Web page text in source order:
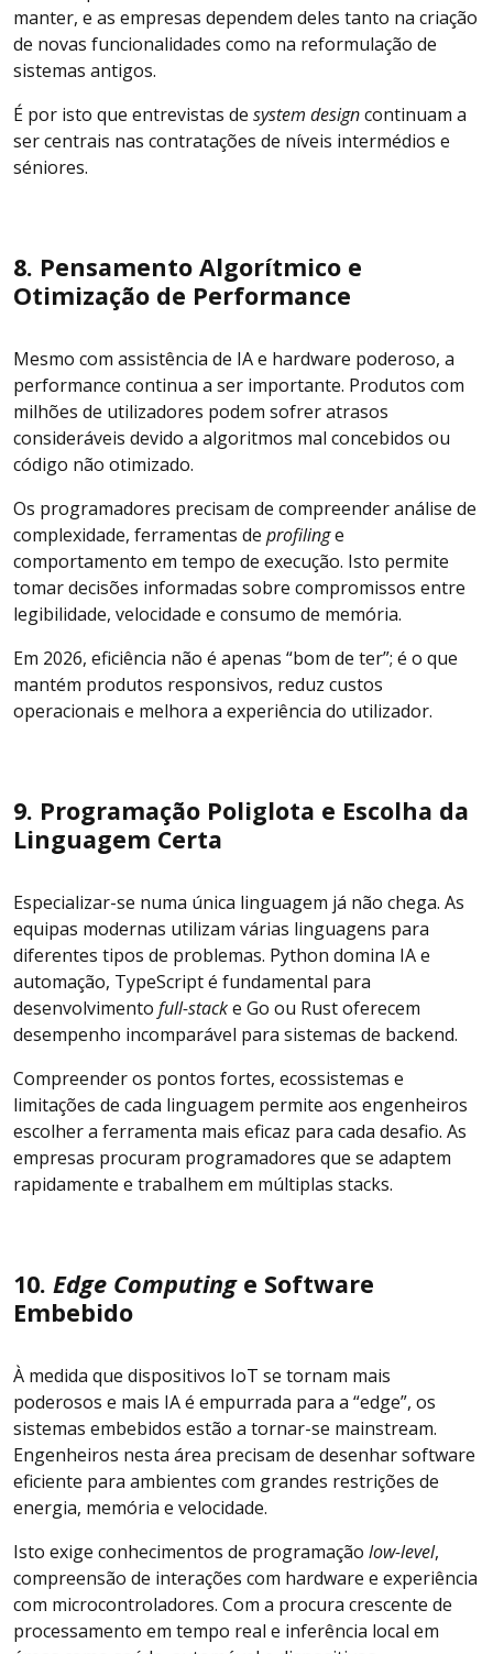
manter, e as empresas dependem deles tanto na criação
de novas funcionalidades como na reformulação de
sistemas antigos.
É por isto que entrevistas de system designcontinuam a
ser centrais nas contratações de níveis intermédios e
séniores.
8. Pensamento Algorítmico e
Otimização de Performance
Mesmo com assistência de IA e hardware poderoso, a
performance continua a ser importante. Produtos com
milhões de utilizadores podem sofrer atrasos
consideráveis devido a algoritmos mal concebidos ou
código não otimizado.
Os programadores precisam de compreender análise de
complexidade, ferramentas de profilinge
comportamento em tempo de execução. Isto permite
tomar decisões informadas sobre compromissos entre
legibilidade, velocidade e consumo de memória.
Em 2026, eficiência não é apenas “bom de ter”; é o que
mantém produtos responsivos, reduz custos
operacionais e melhora a experiência do utilizador.
9. Programação Poliglota e Escolha da
Linguagem Certa
Especializar-se numa única linguagem já não chega. As
equipas modernas utilizam várias linguagens para
diferentes tipos de problemas. Python domina IA e
automação, TypeScript é fundamental para
desenvolvimento full-stacke Go ou Rust oferecem
desempenho incomparável para sistemas de backend.
Compreender os pontos fortes, ecossistemas e
limitações de cada linguagem permite aos engenheiros
escolher a ferramenta mais eficaz para cada desafio. As
empresas procuram programadores que se adaptem
rapidamente e trabalhem em múltiplas stacks.
10. Edge Computinge Software
Embebido
À medida que dispositivos IoT se tornam mais
poderosos e mais IA é empurrada para a “edge”, os
sistemas embebidos estão a tornar-se mainstream.
Engenheiros nesta área precisam de desenhar software
eficiente para ambientes com grandes restrições de
energia, memória e velocidade.
Isto exige conhecimentos de programação low-level,
compreensão de interações com hardware e experiência
com microcontroladores. Com a procura crescente de
processamento em tempo real e inferência local em